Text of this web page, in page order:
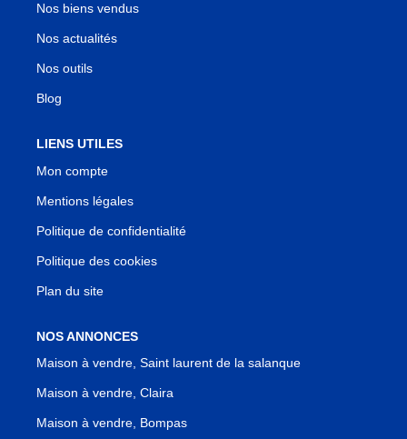
Nos biens vendus
Nos actualités
Nos outils
Blog
LIENS UTILES
Mon compte
Mentions légales
Politique de confidentialité
Politique des cookies
Plan du site
NOS ANNONCES
Maison à vendre, Saint laurent de la salanque
Maison à vendre, Claira
Maison à vendre, Bompas